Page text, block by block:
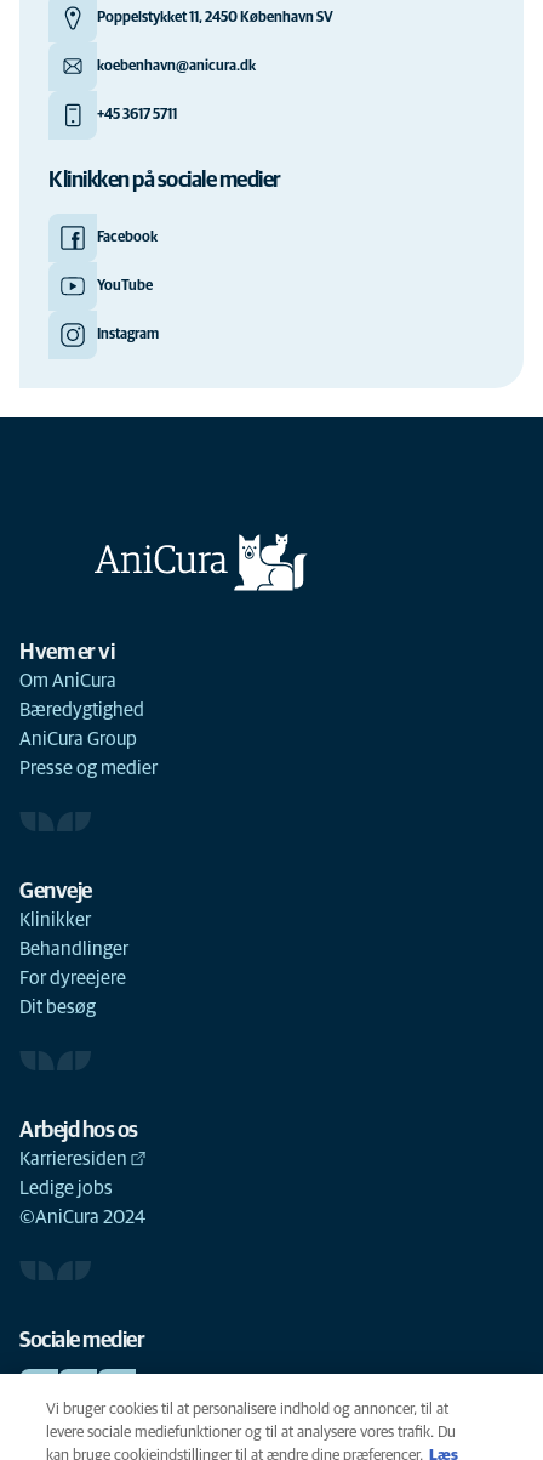
Poppelstykket 11, 2450 København SV
koebenhavn@anicura.dk
+45 3617 5711
Klinikken på sociale medier
Facebook
YouTube
Instagram
Hvem er vi
Om AniCura
Bæredygtighed
AniCura Group
Presse og medier
Genveje
Klinikker
Behandlinger
For dyreejere
Dit besøg
Arbejd hos os
Karrieresiden
Ledige jobs
©AniCura 2024
Sociale medier
Vi bruger cookies til at personalisere indhold og annoncer, til at
levere sociale mediefunktioner og til at analysere vores trafik. Du
kan bruge cookieindstillinger til at ændre dine præferencer.
Læs